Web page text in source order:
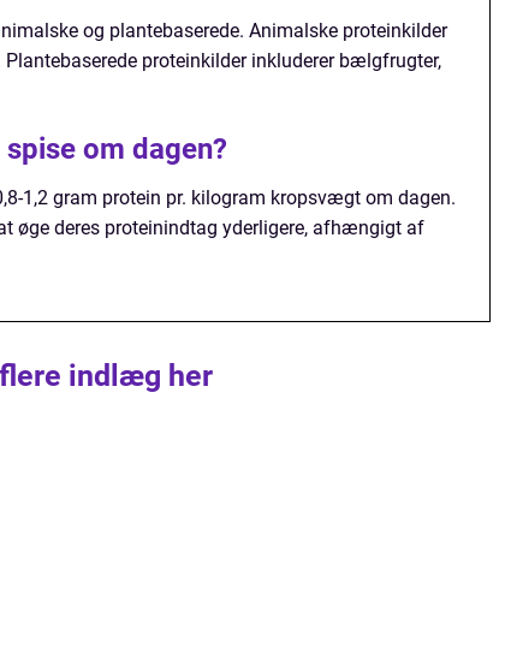
og plantebaserede. Animalske proteinkilder
proteinkilder inkluderer bælgfrugter,
om dagen?
1,2 gram protein pr. kilogram kropsvægt om dagen.
øge deres proteinindtag yderligere, afhængigt af
indlæg her